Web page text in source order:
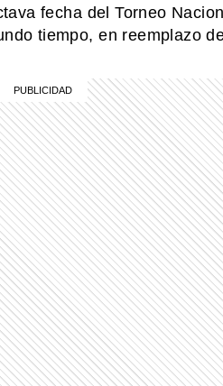
fecha del Torneo
tiempo, en reemplazo